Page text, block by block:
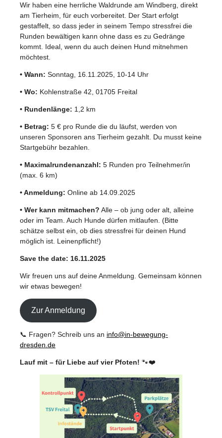
Wir haben eine herrliche Waldrunde am Windberg, direkt
am Tierheim, für euch vorbereitet. Der Start erfolgt
gestaffelt, so dass jeder in seinem Tempo stressfrei die
Runden bewältigen kann ohne dass es zu Gedränge
kommt. Ideal, wenn du auch deinen Hund mitnehmen
möchtest.
• Wann: Sonntag, 16.11.2025, 10-14 Uhr
• Wo: Kohlenstraße 42, 01705 Freital
• Rundenlänge: 1,2 km
• Betrag: 5 € pro Runde die du läufst, werden von
unseren Sponsoren ans Tierheim gezahlt. Du musst keine
Startgebühr bezahlen.
• Maximalrundenanzahl: 5 Runden pro Teilnehmer/in
(max. 6 km)
• Anmeldung: Online ab 14.09.2025
• Wer kann mitmachen? Alle – ob jung oder alt, alleine
oder im Team. Auch Hunde dürfen mitlaufen. (Bitte
schätze selbst ein, ob dies stressfrei für deinen Hund
möglich ist. Leinenpflicht!)
Save the date: 16.11.2025
Wir freuen uns auf deine Anmeldung. Gemeinsam können
wir etwas bewegen!
Zur Anmeldung
📞 Fragen? Schreib uns an info@in-bewegung-
dresden.de
Lauf mit – für Liebe auf vier Pfoten! 🐾❤️